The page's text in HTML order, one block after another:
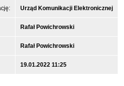
Urząd Komunikacji Elektronicznej
Rafał Powichrowski
Rafał Powichrowski
19.01.2022 11:25